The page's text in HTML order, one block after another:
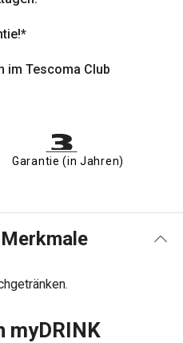
im Tescoma Club
Garantie (in Jahren)
myDRINK